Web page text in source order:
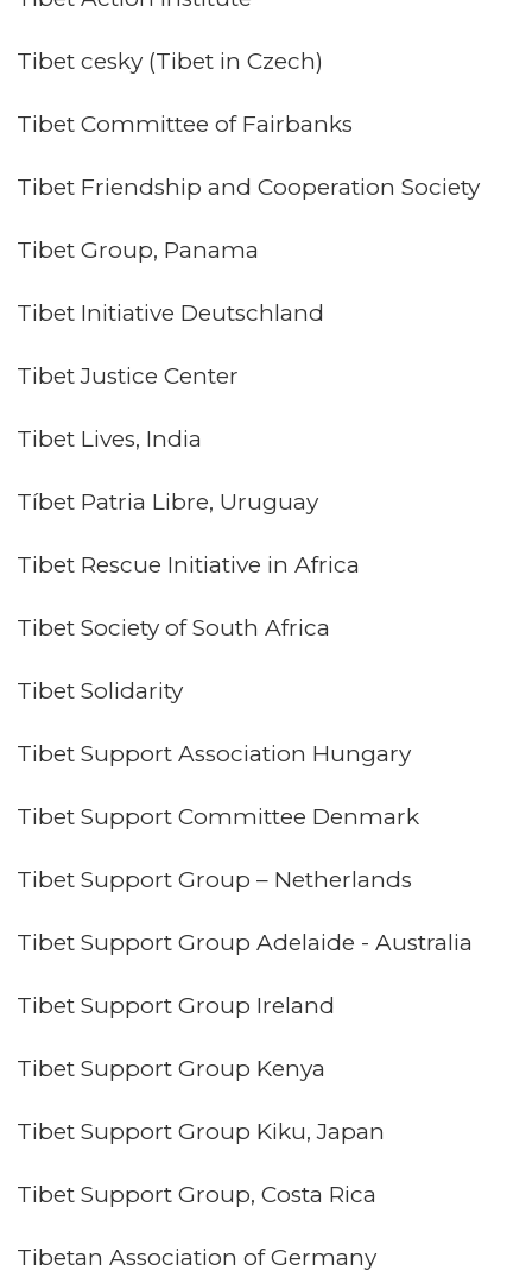
Tibet cesky (Tibet in Czech)
Tibet Committee of Fairbanks
Tibet Friendship and Cooperation Society
Tibet Group, Panama
Tibet Initiative Deutschland
Tibet Justice Center
Tibet Lives, India
Tíbet Patria Libre, Uruguay
Tibet Rescue Initiative in Africa
Tibet Society of South Africa
Tibet Solidarity
Tibet Support Association Hungary
Tibet Support Committee Denmark
Tibet Support Group – Netherlands
Tibet Support Group Adelaide - Australia
Tibet Support Group Ireland
Tibet Support Group Kenya
Tibet Support Group Kiku, Japan
Tibet Support Group, Costa Rica
Tibetan Association of Germany